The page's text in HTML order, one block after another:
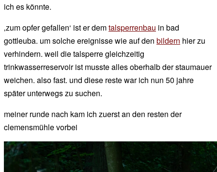
ich es könnte.
‚zum opfer gefallen‘ ist er demtalsperrenbau in bad
gottleuba. um solche ereignisse wie auf den bildern hier zu
verhindern. weil die talsperre gleichzeitig
trinkwasserreservoir ist musste alles oberhalb der staumauer
weichen. also fast. und diese reste war ich nun 50 jahre
später unterwegs zu suchen.
meiner runde nach kam ich zuerst an den resten der
clemensmühle vorbei